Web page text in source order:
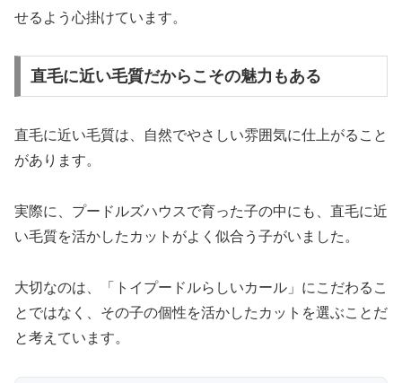
せるよう心掛けています。
直毛に近い毛質だからこその魅力もある
直毛に近い毛質は、自然でやさしい雰囲気に仕上がること
があります。
実際に、プードルズハウスで育った子の中にも、直毛に近
い毛質を活かしたカットがよく似合う子がいました。
大切なのは、「トイプードルらしいカール」にこだわるこ
とではなく、その子の個性を活かしたカットを選ぶことだ
と考えています。